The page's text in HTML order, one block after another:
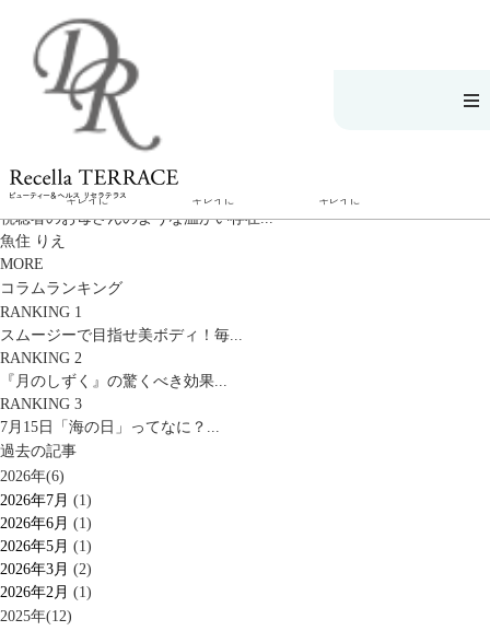
こだわりの製品で
キレイに
こだわりの製品
でキレイに
SERIES#01 私た
ちについて
SERIES#02 水へ
のこだわり
SERIES#03 無
添加化粧品につ
エステサロンで
キレイに
エステサロンで
キレイに
リフティング認
を探す
肌改善のプロが
キレイに
リセラテラス
2018年05月 の記事一覧
2018.05.02
視聴者のお母さんのような温かい存在...
魚住 りえ
MORE
コラムランキング
RANKING 1
スムージーで目指せ美ボディ！毎...
RANKING 2
『月のしずく』の驚くべき効果...
RANKING 3
7月15日「海の日」ってなに？...
過去の記事
2026年(6)
2026年7月 (1)
2026年6月 (1)
2026年5月 (1)
2026年3月 (2)
2026年2月 (1)
2025年(12)